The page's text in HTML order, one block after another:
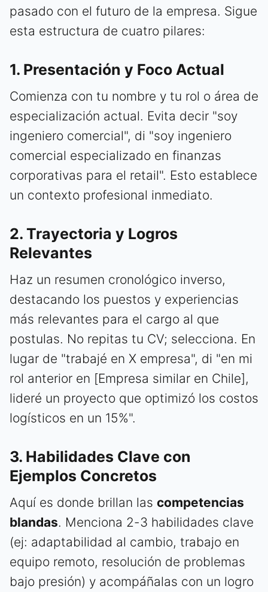
pasado con el futuro de la empresa. Sigue
esta estructura de cuatro pilares:
1. Presentación y Foco Actual
Comienza con tu nombre y tu rol o área de
especialización actual. Evita decir "soy
ingeniero comercial", di "soy ingeniero
comercial especializado en finanzas
corporativas para el retail". Esto establece
un contexto profesional inmediato.
2. Trayectoria y Logros
Relevantes
Haz un resumen cronológico inverso,
destacando los puestos y experiencias
más relevantes para el cargo al que
postulas. No repitas tu CV; selecciona. En
lugar de "trabajé en X empresa", di "en mi
rol anterior en [Empresa similar en Chile],
lideré un proyecto que optimizó los costos
logísticos en un 15%".
3. Habilidades Clave con
Ejemplos Concretos
Aquí es donde brillan las competencias
blandas. Menciona 2-3 habilidades clave
(ej: adaptabilidad al cambio, trabajo en
equipo remoto, resolución de problemas
bajo presión) y acompáñalas con un logro